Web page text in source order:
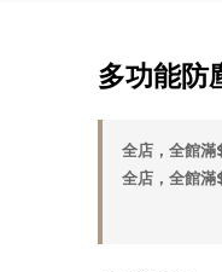
多功能防
全店，全館
全店，全館